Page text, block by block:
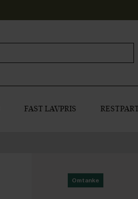
FAST LAVPRIS
Omtanke